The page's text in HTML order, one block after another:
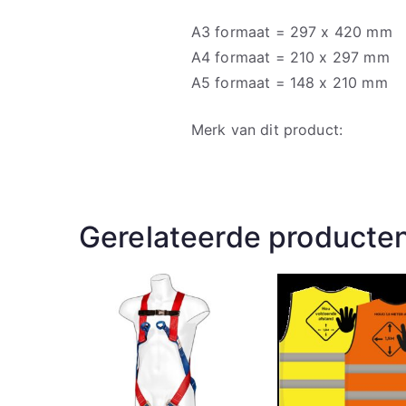
A3 formaat = 297 x 420 mm
A4 formaat = 210 x 297 mm
A5 formaat = 148 x 210 mm
Merk van dit product:
Gerelateerde